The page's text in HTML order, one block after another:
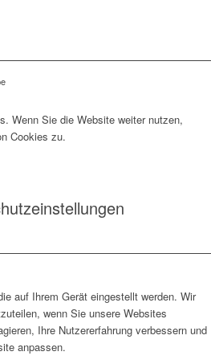
Wenn Sie die Website weiter nutzen,
Cookies zu.
auf Ihrem Gerät eingestellt werden. Wir
wenn Sie unsere Websites
Ihre Nutzererfahrung verbessern und
anpassen.